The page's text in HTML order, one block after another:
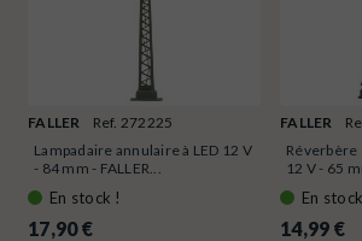
FALLER
Ref. 272225
Lampadaire annulaire à LED 12 V
- 84 mm - FALLER...
En stock !
17,90 €
FALLER
Réverbère
12 V - 65
En
14,99 €